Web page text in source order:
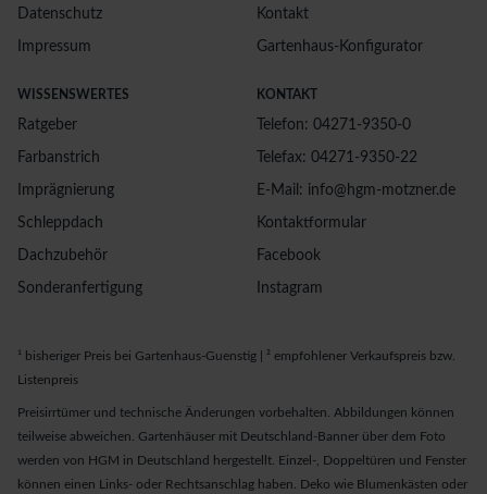
Datenschutz
Impressum
Kontakt
Gartenhaus-Konfigurator
WISSENSWERTES
Ratgeber
Farbanstrich
Imprägnierung
Schleppdach
Dachzubehör
Sonderanfertigung
KONTAKT
Telefon: 04271-9350-0
Telefax: 04271-9350-22
E-Mail: info@hgm-motzner.de
Kontaktformular
Facebook
Instagram
¹ bisheriger Preis bei Gartenhaus-Guenstig | ² empfohlener Verkaufspreis bzw.
Listenpreis
Preisirrtümer und technische Änderungen vorbehalten. Abbildungen können
teilweise abweichen. Gartenhäuser mit Deutschland-Banner über dem Foto
werden von HGM in Deutschland hergestellt. Einzel-, Doppeltüren und Fenster
können einen Links- oder Rechtsanschlag haben. Deko wie Blumenkästen oder